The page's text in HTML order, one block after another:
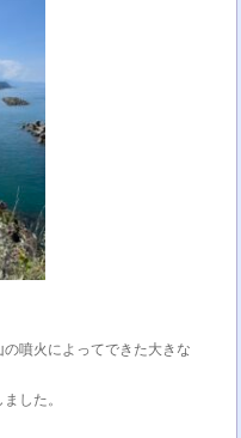
噴火によってできた大きな
した。